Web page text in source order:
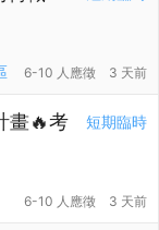
6-10 人應徵 3 天前
短期臨時
畫🔥考
6-10 人應徵 3 天前